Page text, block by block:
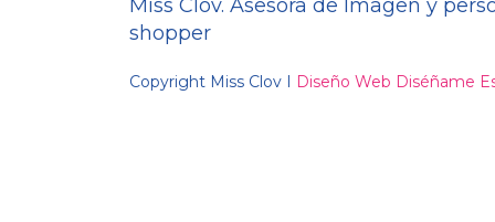
Miss Clov. Asesora de Imagen y
shopper
Copyright Miss Clov I Diseño Web Diséñame